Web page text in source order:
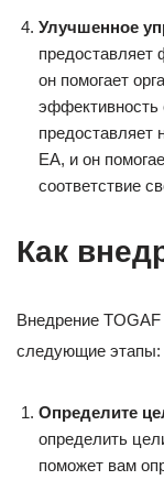
Улучшенное
предоставляет
он помогает
эффективность
предоставляет
EA, и он
соответствие
Как
Внедрение
следующие этапы:
Определите
определить
поможет вам